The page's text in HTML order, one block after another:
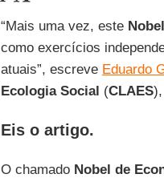
“Mais uma vez, este
como exercícios
atuais”, escreve Eduardo
Ecologia Social (CLAES
Eis o artigo.
O chamado Nobel de